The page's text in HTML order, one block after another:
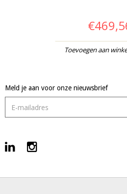
Toevoegen aan
Meld je aan voor onze nieuwsbrief